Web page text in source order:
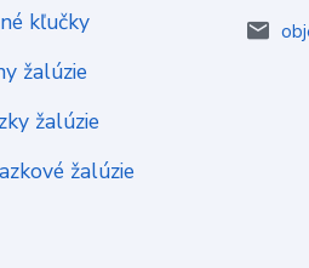
kľučky
žalúzie
žalúzie
žalúzie